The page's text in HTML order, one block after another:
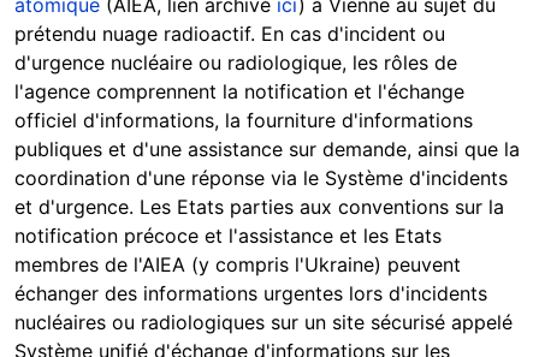
atomique (AIEA, lien archivé ici) à Vienne au sujet du
prétendu nuage radioactif. En cas d'incident ou
d'urgence nucléaire ou radiologique, les rôles de
l'agence comprennent la notification et l'échange
officiel d'informations, la fourniture d'informations
publiques et d'une assistance sur demande, ainsi que la
coordination d'une réponse via le Système d'incidents
et d'urgence. Les Etats parties aux conventions sur la
notification précoce et l'assistance et les Etats
membres de l'AIEA (y compris l'Ukraine) peuvent
échanger des informations urgentes lors d'incidents
nucléaires ou radiologiques sur un site sécurisé appelé
Système unifié d'échange d'informations sur les